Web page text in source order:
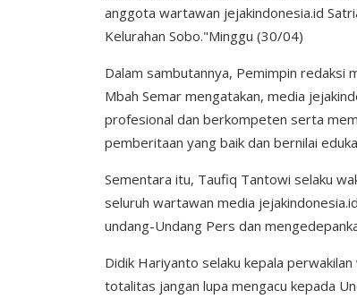
anggota wartawan jejakindonesia.id
Kelurahan Sobo."Minggu (30/04)
Dalam sambutannya, Pemimpin redaksi
Mbah Semar mengatakan, media
profesional dan berkompeten serta
pemberitaan yang baik dan bernilai
Sementara itu, Taufiq Tantowi selaku
seluruh wartawan media
undang-Undang Pers dan
Didik Hariyanto selaku kepala
totalitas jangan lupa mengacu kepada